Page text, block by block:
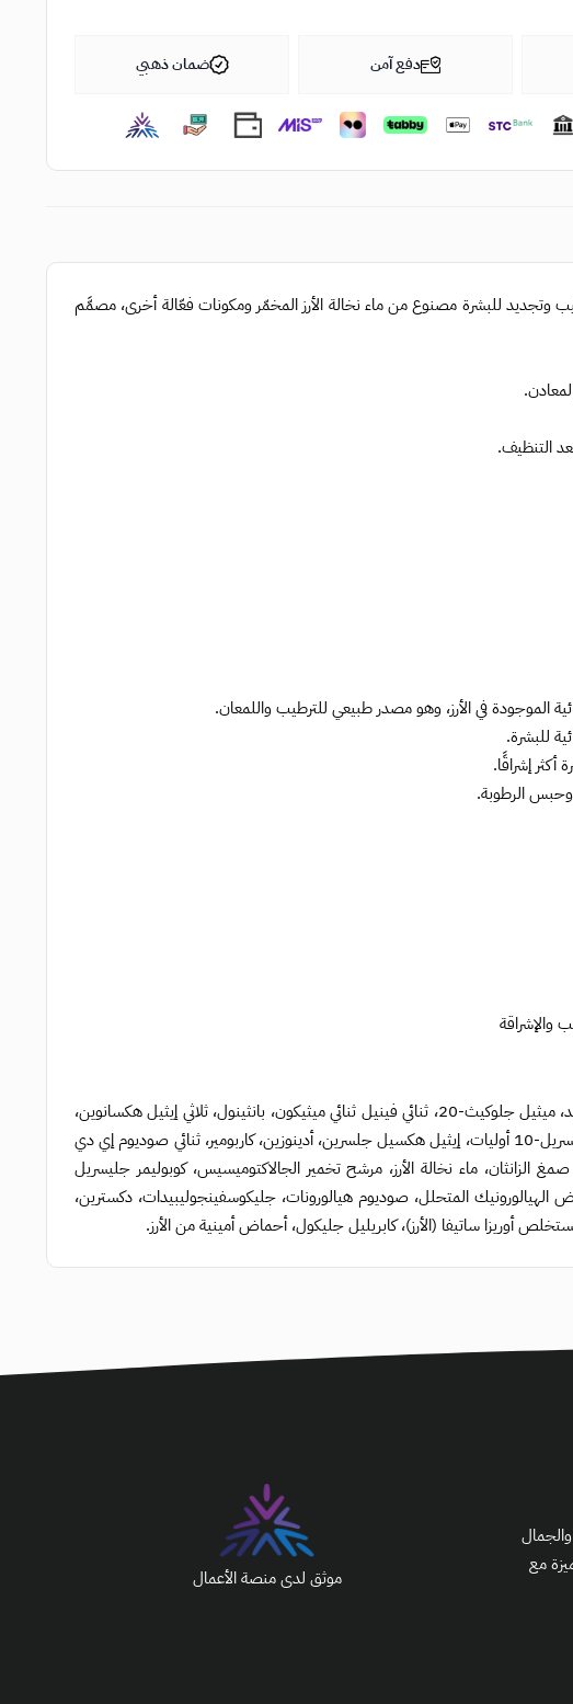
دفع آمن ضمان ذهبي
وتجديد للبشرة مصنوع من ماء نخالة الأرز المخمّر ومكونات فعّالة أخرى، مصمَّم
التنظيف.
للبشرة.
إشراقًا.
والإشراقة
ماء، بوتيلين جليكول، جلسرين، بروبانديول، ثنائي بروبيلين جليكول، نياسيناميد، ميثيل جلوكيث-20، ثنائي فينيل ثنائي ميثيكون، بانثينول، ثلاثي إيثيل هكسانوين،
1،2-هكسانيديول، بيتاين، هيدروكسي أسيتوفينون، ليسيثين مهدرج، بولي جليسريل-10 أوليات، إيثيل هكسيل جلسرين، أدينوزين، كاربومير، ثنائي صوديوم إي دي
الزانثان، ماء نخالة الأرز، مرشح تخمير الجالاكتوميسيس، كوبوليمر جليسريل
المتحلل، صوديوم هيالورونات، جليكوسفينجوليبيدات، دكسترين،
أوريزا ساتيفا (الأرز)، كابريليل جليكول، أحماض أمينية من الأرز.
مع
موثق لدى منصة الأعمال